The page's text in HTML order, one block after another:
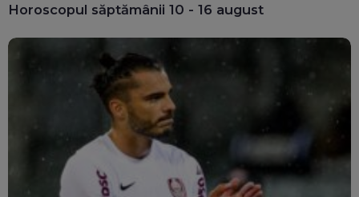
Horoscopul săptămânii 10 - 16 august